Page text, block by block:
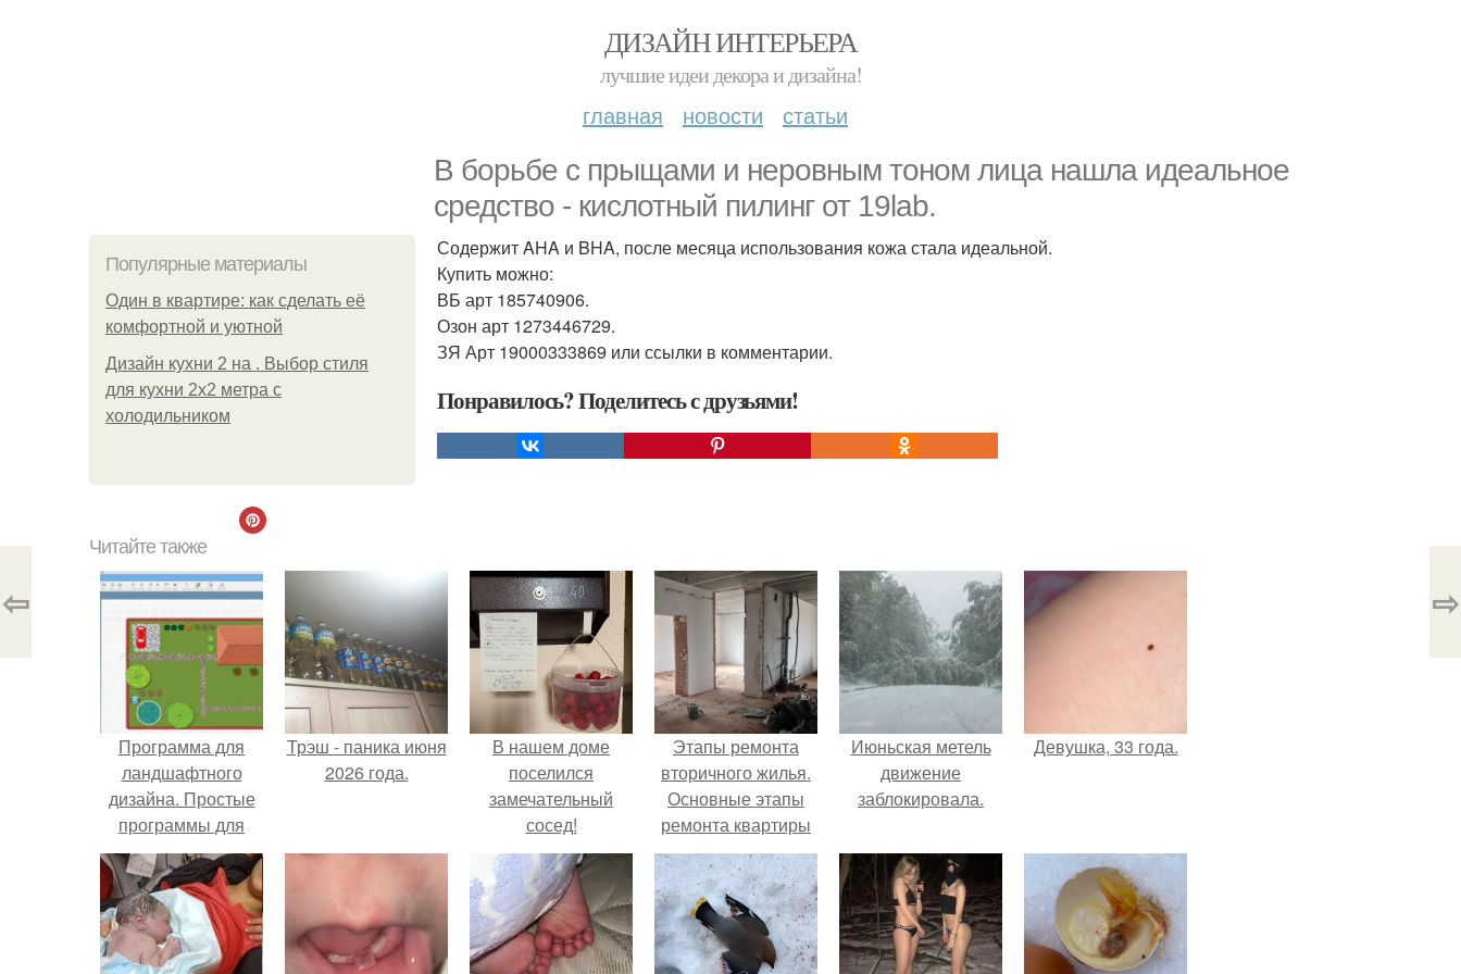
ДИЗАЙН ИНТЕРЬЕРА
лучшие идеи декора и дизайна!
главная новости статьи
В борьбе с прыщами и неровным тоном лица нашла идеальное
средство - кислотный пилинг от 19lab.
Популярные материалы
Один в квартире: как сделать её
комфортной и уютной
Дизайн кухни 2 на . Выбор стиля
для кухни 2х2 метра с
холодильником
Содержит AHA и BHA, после месяца использования кожа стала идеальной.
Купить можно:
ВБ арт 185740906.
Озон арт 1273446729.
ЗЯ Арт 19000333869 или ссылки в комментарии.
Понравилось? Поделитесь с друзьями!
⇦ ⇨
Читайте также
Программа для
ландшафтного
дизайна. Простые
программы для
планировки и
проектирования
участка
Трэш - паника июня
2026 года.
В нашем доме
поселился
замечательный
сосед!
Этапы ремонта
вторичного жилья.
Основные этапы
ремонта квартиры
вторички
Июньская метель
движение
заблокировала.
Девушка, 33 года.